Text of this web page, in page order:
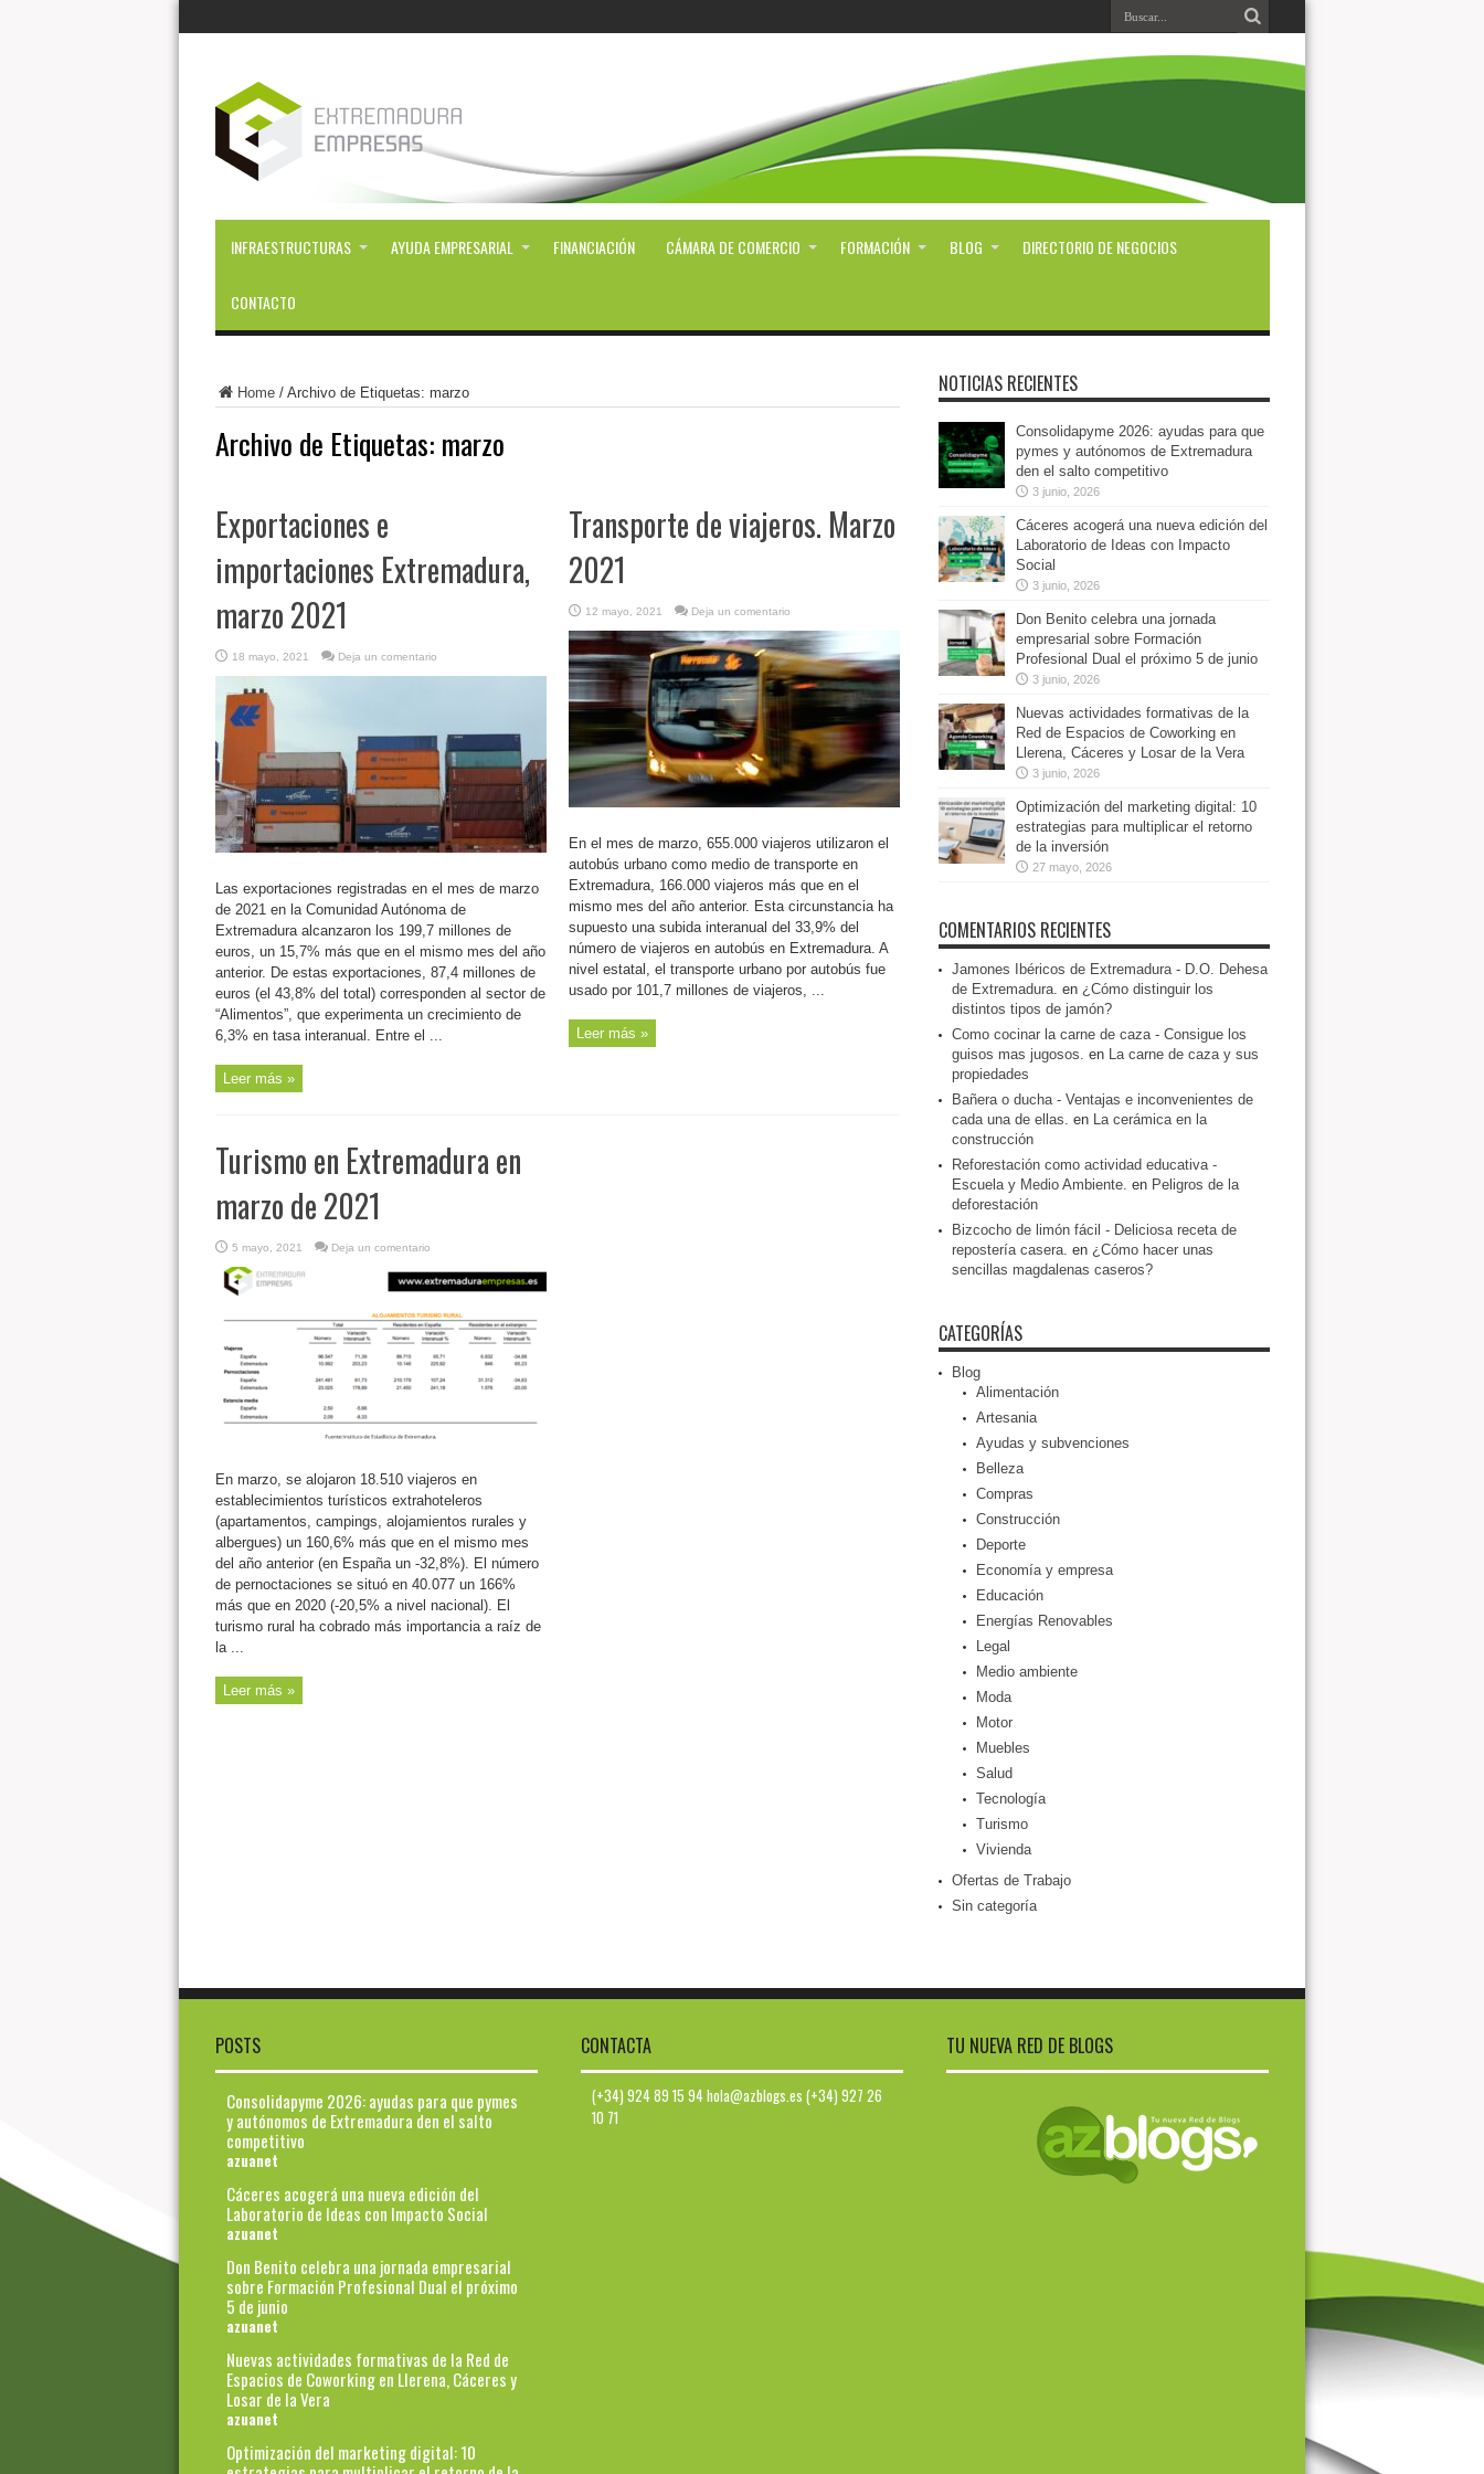
INFRAESTRUCTURAS AYUDA EMPRESARIAL FINANCIACIÓN CÁMARA DE COMERCIO FORMACIÓN BLOG DIRECTORIO DE NEGOCIOS
CONTACTO
Home/ Archivo de Etiquetas: marzo
Archivo de Etiquetas: marzo
Exportaciones e
importaciones Extremadura,
marzo 2021
18 mayo, 2021 Deja un comentario
Las exportaciones registradas en el mes de marzo
de 2021 en la Comunidad Autónoma de
Extremadura alcanzaron los 199,7 millones de
euros, un 15,7% más que en el mismo mes del año
anterior. De estas exportaciones, 87,4 millones de
euros (el 43,8% del total) corresponden al sector de
“Alimentos”, que experimenta un crecimiento de
6,3% en tasa interanual. Entre el ...
Leer más »
Transporte de viajeros. Marzo
2021
12 mayo, 2021 Deja un comentario
En el mes de marzo, 655.000 viajeros utilizaron el
autobús urbano como medio de transporte en
Extremadura, 166.000 viajeros más que en el
mismo mes del año anterior. Esta circunstancia ha
supuesto una subida interanual del 33,9% del
número de viajeros en autobús en Extremadura. A
nivel estatal, el transporte urbano por autobús fue
usado por 101,7 millones de viajeros, ...
Leer más »
Turismo en Extremadura en
marzo de 2021
5 mayo, 2021 Deja un comentario
En marzo, se alojaron 18.510 viajeros en
establecimientos turísticos extrahoteleros
(apartamentos, campings, alojamientos rurales y
albergues) un 160,6% más que en el mismo mes
del año anterior (en España un -32,8%). El número
de pernoctaciones se situó en 40.077 un 166%
más que en 2020 (-20,5% a nivel nacional). El
turismo rural ha cobrado más importancia a raíz de
la ...
Leer más »
NOTICIAS RECIENTES
Consolidapyme 2026: ayudas para que
pymes y autónomos de Extremadura
den el salto competitivo
3 junio, 2026
Cáceres acogerá una nueva edición del
Laboratorio de Ideas con Impacto
Social
3 junio, 2026
Don Benito celebra una jornada
empresarial sobre Formación
Profesional Dual el próximo 5 de junio
3 junio, 2026
Nuevas actividades formativas de la
Red de Espacios de Coworking en
Llerena, Cáceres y Losar de la Vera
3 junio, 2026
Optimización del marketing digital: 10
estrategias para multiplicar el retorno
de la inversión
27 mayo, 2026
COMENTARIOS RECIENTES
Jamones Ibéricos de Extremadura - D.O. Dehesa
de Extremadura. en ¿Cómo distinguir los
distintos tipos de jamón?
Como cocinar la carne de caza - Consigue los
guisos mas jugosos. en La carne de caza y sus
propiedades
Bañera o ducha - Ventajas e inconvenientes de
cada una de ellas. en La cerámica en la
construcción
Reforestación como actividad educativa -
Escuela y Medio Ambiente. en Peligros de la
deforestación
Bizcocho de limón fácil - Deliciosa receta de
repostería casera. en ¿Cómo hacer unas
sencillas magdalenas caseros?
CATEGORÍAS
Blog
Alimentación
Artesania
Ayudas y subvenciones
Belleza
Compras
Construcción
Deporte
Economía y empresa
Educación
Energías Renovables
Legal
Medio ambiente
Moda
Motor
Muebles
Salud
Tecnología
Turismo
Vivienda
Ofertas de Trabajo
Sin categoría
POSTS
Consolidapyme 2026: ayudas para que pymes
y autónomos de Extremadura den el salto
competitivo
azuanet
Cáceres acogerá una nueva edición del
Laboratorio de Ideas con Impacto Social
azuanet
Don Benito celebra una jornada empresarial
sobre Formación Profesional Dual el próximo
5 de junio
azuanet
Nuevas actividades formativas de la Red de
Espacios de Coworking en Llerena, Cáceres y
Losar de la Vera
azuanet
Optimización del marketing digital: 10
CONTACTA
(+34) 924 89 15 94 hola@azblogs.es (+34) 927 26
10 71
TU NUEVA RED DE BLOGS